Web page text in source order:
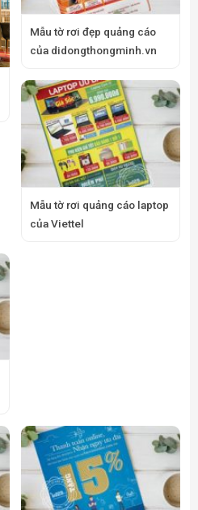
Mẫu tờ rơi đẹp quảng cáo
của didongthongminh.vn
Mẫu tờ rơi quảng cáo laptop
của Viettel